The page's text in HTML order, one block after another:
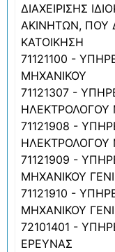
ΔΙΑΧΕΙΡΙΣΗΣ
ΑΚΙΝΗΤΩΝ, ΠΟΥ
ΚΑΤΟΙΚΗΣΗ
71121100 -
ΜΗΧΑΝΙΚΟΥ
71121307 -
ΗΛΕΚΤΡΟΛΟΓΟΥ
71121908 -
ΗΛΕΚΤΡΟΛΟΓΟΥ
71121909 -
ΜΗΧΑΝΙΚΟΥ
71121910 -
ΜΗΧΑΝΙΚΟΥ
72101401 -
ΕΡΕΥΝΑΣ